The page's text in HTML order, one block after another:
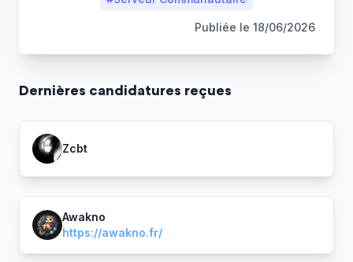
Publiée le 18/06/2026
Dernières candidatures reçues
Zcbt
Awakno
https://awakno.fr/